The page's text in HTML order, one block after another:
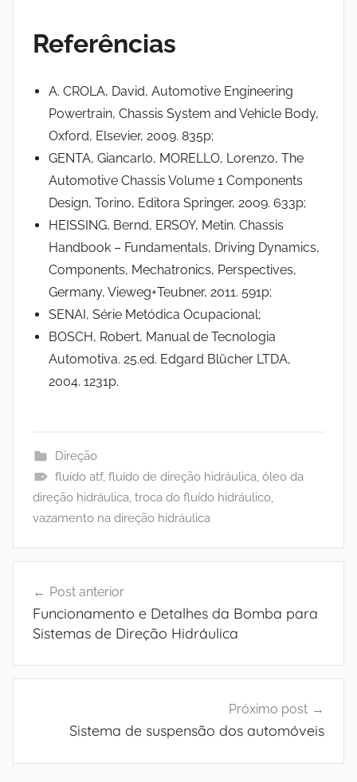
Referências
A. CROLA, David, Automotive Engineering
Powertrain, Chassis System and Vehicle Body,
Oxford, Elsevier, 2009. 835p;
GENTA, Giancarlo, MORELLO, Lorenzo, The
Automotive Chassis Volume 1 Components
Design, Torino, Editora Springer, 2009. 633p;
HEISSING, Bernd, ERSOY, Metin. Chassis
Handbook – Fundamentals, Driving Dynamics,
Components, Mechatronics, Perspectives,
Germany, Vieweg+Teubner, 2011. 591p;
SENAI, Série Metódica Ocupacional;
BOSCH, Robert, Manual de Tecnologia
Automotiva. 25.ed. Edgard Blücher LTDA,
2004. 1231p.
Direção
fluído atf, fluído de direção hidráulica, óleo da
direção hidráulica, troca do fluído hidráulico,
vazamento na direção hidráulica
de
Post
Post anterior
Funcionamento e Detalhes da Bomba para
Sistemas de Direção Hidráulica
Próximo post
Sistema de suspensão dos automóveis